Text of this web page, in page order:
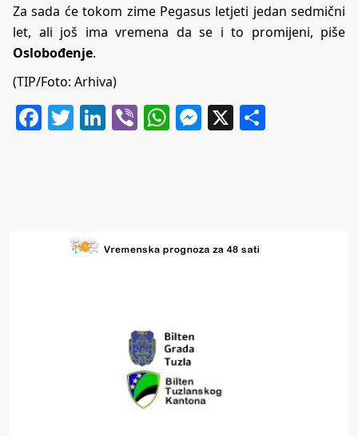
Za sada će tokom zime Pegasus letjeti jedan sedmični
let, ali još ima vremena da se i to promijeni, piše
Oslobođenje.
(TIP/Foto: Arhiva)
Facebook
Twitter
LinkedIn
ViberWhatsApp
Messenger
X